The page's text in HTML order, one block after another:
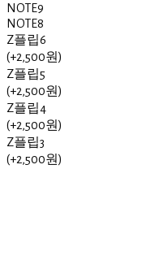
NOTE9
NOTE8
Z플립6
(+2,500원)
Z플립5
(+2,500원)
Z플립4
(+2,500원)
Z플립3
(+2,500원)